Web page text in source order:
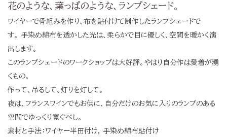
花のような、葉っぱのような、ランプシェード。
ワイヤーで骨組みを作り、布を貼付けて制作したランプシェードで
す。
手染め綿布を透かした光は、柔らかで目に優しく、空間を暖かく演
出します。
このランプシェードのワークショップは大好評。やはり自分作は愛着が湧
くもの。
作って、吊るして、灯りを灯して。
夜は、フランスワインでもお供に、自分だけのお気に入りのランプのある
空間でゆっくり寛ぐべし。
素材と手法：ワイヤー半田付け, 手染め綿布貼付け